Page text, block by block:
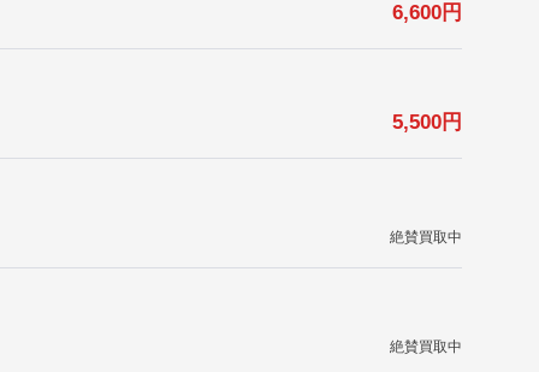
6,600円
5,500円
絶賛買取中
絶賛買取中